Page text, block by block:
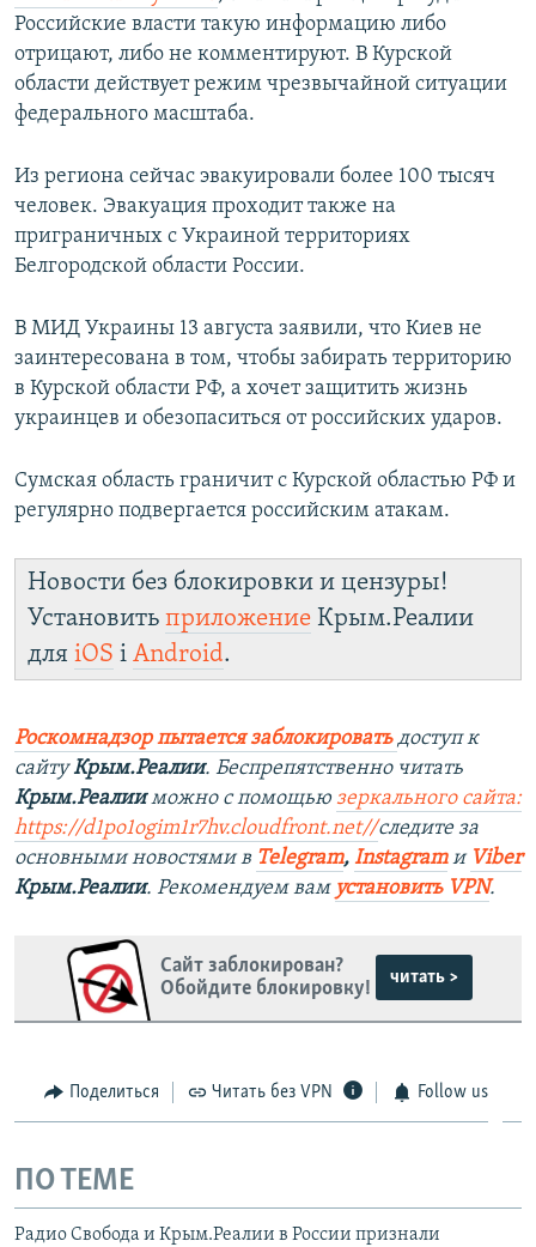
Российские власти такую информацию либо
отрицают, либо не комментируют. В Курской
области действует режим чрезвычайной ситуации
федерального масштаба.
Из региона сейчас эвакуировали более 100 тысяч
человек. Эвакуация проходит также на
приграничных с Украиной территориях
Белгородской области России.
В МИД Украины 13 августа заявили, что Киев не
заинтересована в том, чтобы забирать территорию
в Курской области РФ, а хочет защитить жизнь
украинцев и обезопаситься от российских ударов.
Сумская область граничит с Курской областью РФ и
регулярно подвергается российским атакам.
Новости без блокировки и цензуры!
Установить приложение Крым.Реалии
для iOS і Android.
Роскомнадзор пытается заблокировать доступ к
сайтуКрым.Реалии. Беспрепятственно читать
Крым.Реалииможно с помощью зеркального сайта:
https://d1po1ogim1r7hv.cloudfront.net//следите за
основными новостями в Telegram, Instagramи Viber
Крым.Реалии. Рекомендуем вам установить VPN.
Сайт заблокирован?
Обойдите блокировку!
читать >
Поделиться Читать без VPN Follow us
ПО ТЕМЕ
Радио Свобода и Крым.Реалии в России признали